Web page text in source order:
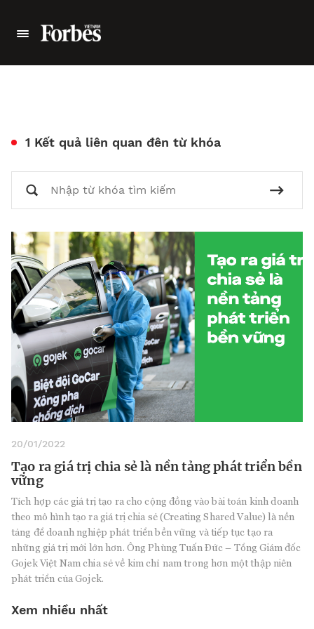
1 Kết quả liên quan đên từ khóa
20/01/2022
Tạo ra giá trị chia sẻ là nền tảng phát triển bền
vững
Tích hợp các giá trị tạo ra cho cộng đồng vào bài toán kinh doanh
theo mô hình tạo ra giá trị chia sẻ (Creating Shared Value) là nền
tảng để doanh nghiệp phát triển bền vững và tiếp tục tạo ra
những giá trị mới lớn hơn. Ông Phùng Tuấn Đức – Tổng Giám đốc
Gojek Việt Nam chia sẻ về kim chỉ nam trong hơn một thập niên
phát triển của Gojek.
Xem nhiều nhất